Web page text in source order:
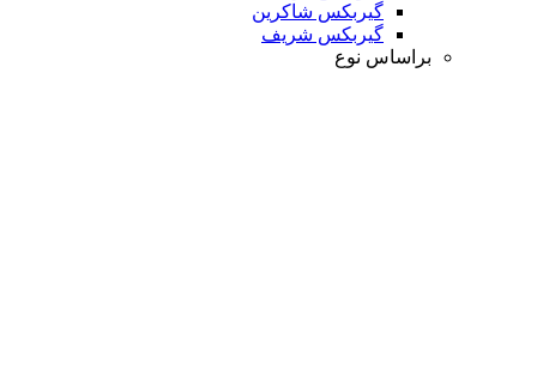
گیربکس شاکرین
گیربکس شریف
براساس نوع